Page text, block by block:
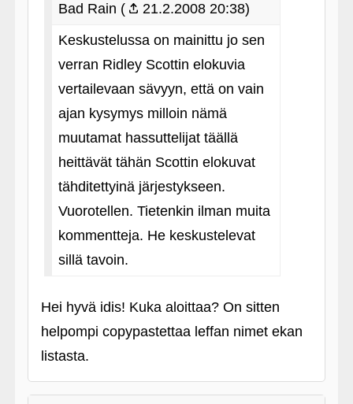
Bad Rain (
21.2.2008 20:38)
Keskustelussa on mainittu jo sen
verran Ridley Scottin elokuvia
vertailevaan sävyyn, että on vain
ajan kysymys milloin nämä
muutamat hassuttelijat täällä
heittävät tähän Scottin elokuvat
tähditettyinä järjestykseen.
Vuorotellen. Tietenkin ilman muita
kommentteja. He keskustelevat
sillä tavoin.
Hei hyvä idis! Kuka aloittaa? On sitten
helpompi copypastettaa leffan nimet ekan
listasta.